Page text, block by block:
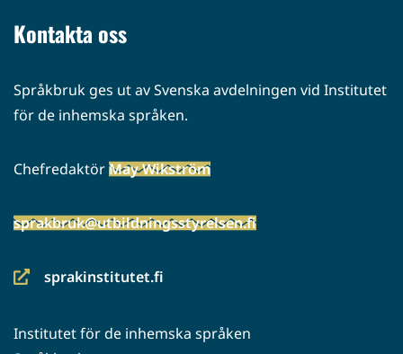
Kontakta oss
Språkbruk ges ut av Svenska avdelningen vid Institutet
för de inhemska språken.
ChefredaktörMay Wikström
sprakbruk@utbildningsstyrelsen.fi
sprakinstitutet.fi
(siirryt
palveluun)
Institutet för de inhemska språken